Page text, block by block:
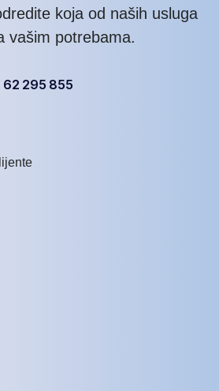
koja od naših usluga
vašim potrebama.
295 855